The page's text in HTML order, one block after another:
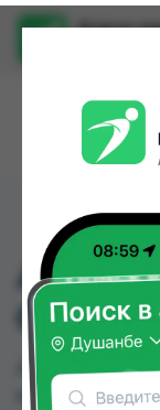
Доруи
СПРЕЙ
АНТИСЕПТИК
купить или